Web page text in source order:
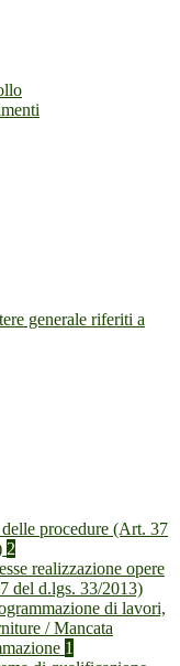
generale riferiti a
procedure (Art. 37
2
realizzazione opere
del d.lgs. 33/2013)
di lavori,
/ Mancata
1